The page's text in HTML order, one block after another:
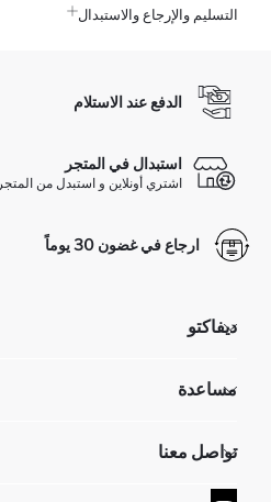
التسليم والإرجاع والاستبدال
الدفع عند الاستلام
استبدال في المتجر
اشتري أونلاين و استبدل من المتجر
ارجاع في غضون 30 يوماً
ديفاكتو
تعرف علينا
GIFT CLUB
مساعدة
عمليات الارجاع و الاستبدال السهلة
تتبع الشحنة
تواصل معنا
نموذج الاتصال